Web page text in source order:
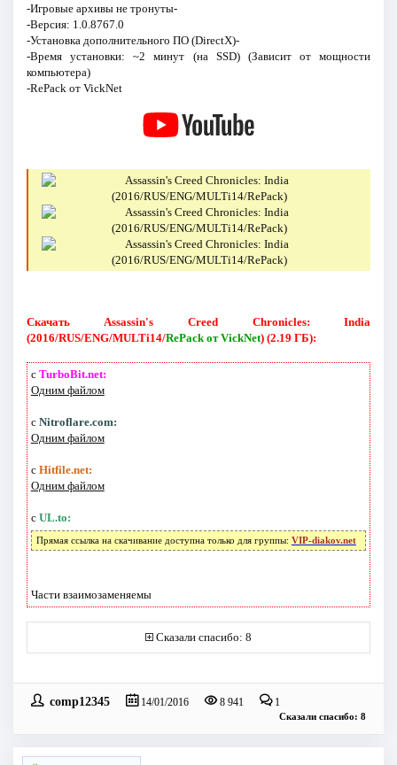
-Игровые архивы не тронуты-
-Версия: 1.0.8767.0
-Установка дополнительного ПО (DirectX)-
-Время установки: ~2 минут (на SSD) (Зависит от мощности
компьютера)
-RePack от VickNet
Скачать Assassin's Creed Chronicles: India
(2016/RUS/ENG/MULTi14/RePack от VickNet) (2.19 ГБ):
с TurboBit.net:
Одним файлом
с Nitroflare.com:
Одним файлом
с Hitfile.net:
Одним файлом
с UL.to:
Прямая ссылка на скачивание доступна только для группы: VIP-diakov.net
Части взаимозаменяемы
Сказали спасибо: 8
comp12345 14/01/2016 8 941 1
Сказали спасибо: 8